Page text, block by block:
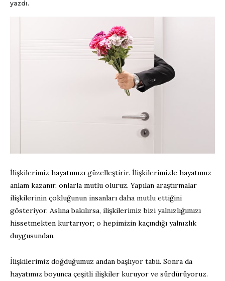
yazdı.
İlişkilerimiz hayatımızı güzelleştirir. İlişkilerimizle hayatımız
anlam kazanır, onlarla mutlu oluruz. Yapılan araştırmalar
ilişkilerinin çokluğunun insanları daha mutlu ettiğini
gösteriyor. Aslına bakılırsa, ilişkilerimiz bizi yalnızlığımızı
hissetmekten kurtarıyor; o hepimizin kaçındığı yalnızlık
duygusundan.
İlişkilerimiz doğduğumuz andan başlıyor tabii. Sonra da
hayatımız boyunca çeşitli ilişkiler kuruyor ve sürdürüyoruz.